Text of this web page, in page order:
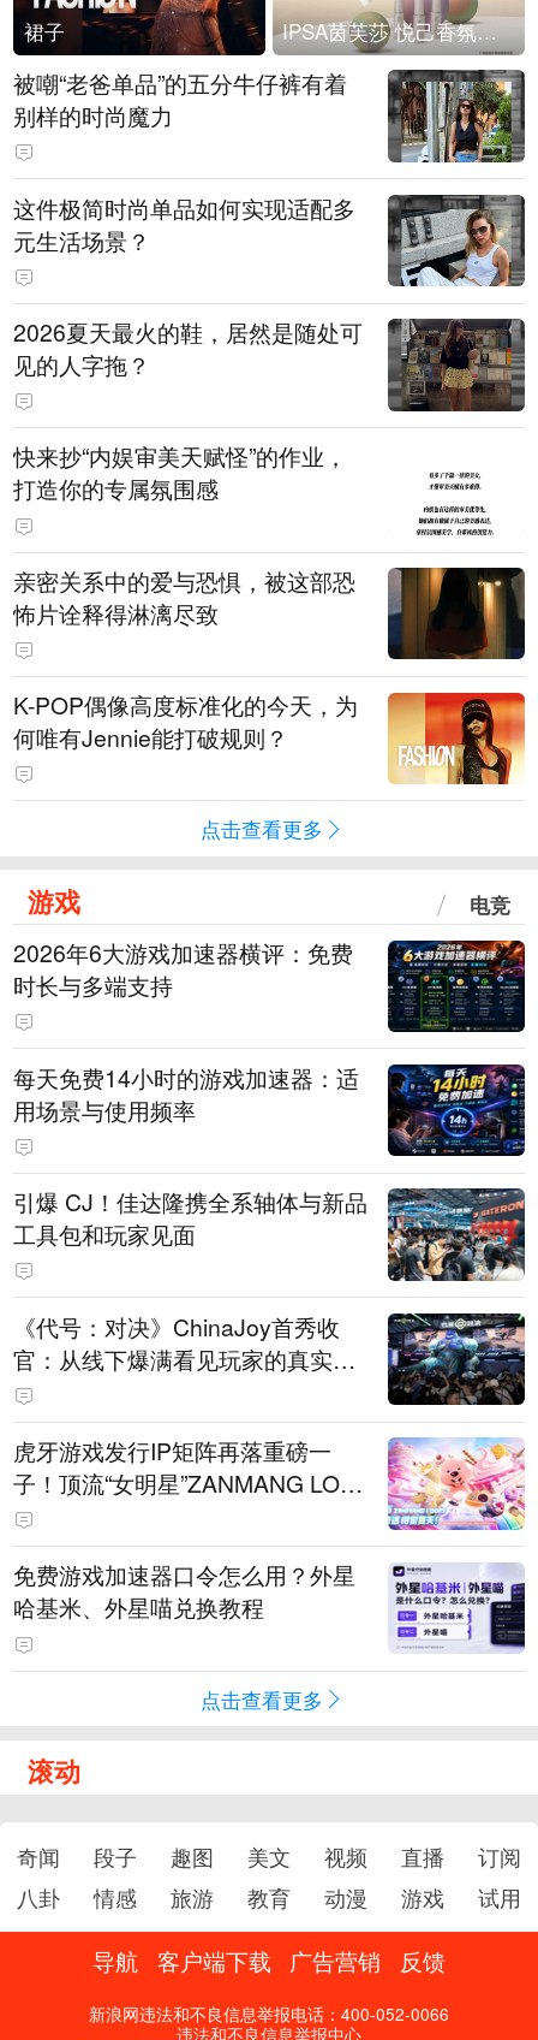
裙子 IPSA茵芙莎 悦己香氛凝露上市
被嘲“老爸单品”的五分牛仔裤有着
别样的时尚魔力
这件极简时尚单品如何实现适配多
元生活场景？
2026夏天最火的鞋，居然是随处可
见的人字拖？
快来抄“内娱审美天赋怪”的作业，
打造你的专属氛围感
亲密关系中的爱与恐惧，被这部恐
怖片诠释得淋漓尽致
K-POP偶像高度标准化的今天，为
何唯有Jennie能打破规则？
点击查看更多
游戏 电竞
2026年6大游戏加速器横评：免费
时长与多端支持
每天免费14小时的游戏加速器：适
用场景与使用频率
引爆 CJ！佳达隆携全系轴体与新品
工具包和玩家见面
《代号：对决》ChinaJoy首秀收
官：从线下爆满看见玩家的真实期
待
虎牙游戏发行IP矩阵再落重磅一
子！顶流“女明星”ZANMANG LOO
PY 正版3D消除手游《消消奇遇》
惊喜曝光
免费游戏加速器口令怎么用？外星
哈基米、外星喵兑换教程
点击查看更多
滚动
奇闻 段子 趣图 美文 视频 直播
订阅
八卦
情感 旅游 教育 动漫 游戏 试用
导航 客户端下载 广告营销 反馈
新浪网违法和不良信息举报电话：400-052-0066
违法和不良信息举报中心